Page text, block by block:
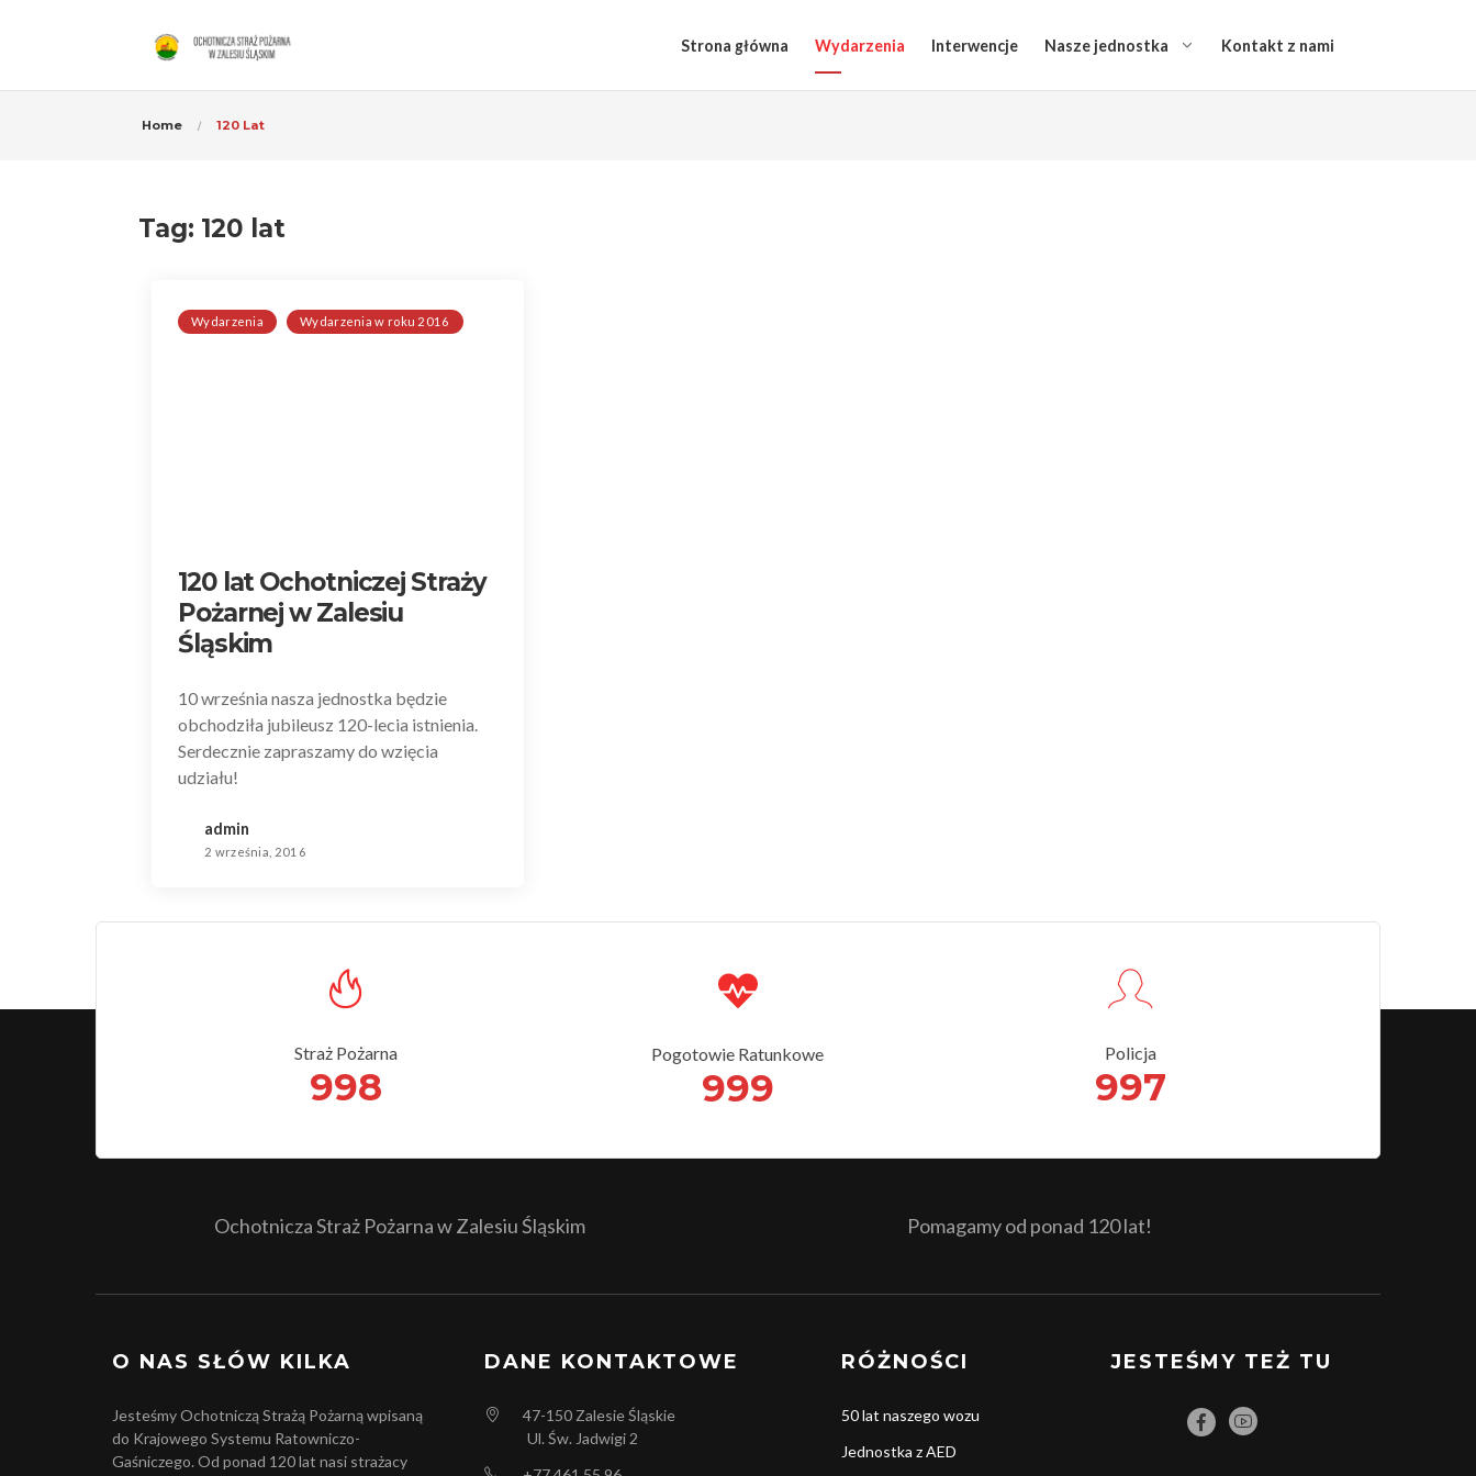
Strona główna Wydarzenia Interwencje Nasze jednostka Kontakt z nami
Home 120 Lat
Tag: 120 lat
Wydarzenia Wydarzenia w roku 2016
120 lat Ochotniczej Straży
Pożarnej w Zalesiu
Śląskim
10 września nasza jednostka będzie
obchodziła jubileusz 120-lecia istnienia.
Serdecznie zapraszamy do wzięcia
udziału!
admin
2 września, 2016
Straż Pożarna
998
Pogotowie Ratunkowe
999
Policja
997
Ochotnicza Straż Pożarna w Zalesiu Śląskim Pomagamy od ponad 120 lat!
O NAS SŁÓW KILKA
Jesteśmy Ochotniczą Strażą Pożarną wpisaną
do Krajowego Systemu Ratowniczo-
Gaśniczego. Od ponad 120 lat nasi strażacy
DANE KONTAKTOWE
47-150 Zalesie Śląskie
Ul. Św. Jadwigi 2
RÓŻNOŚCI
50 lat naszego wozu
Jednostka z AED
JESTEŚMY TEŻ TU